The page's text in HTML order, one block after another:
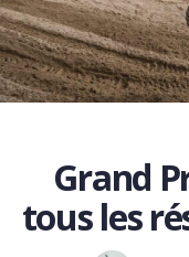
Grand
tous les